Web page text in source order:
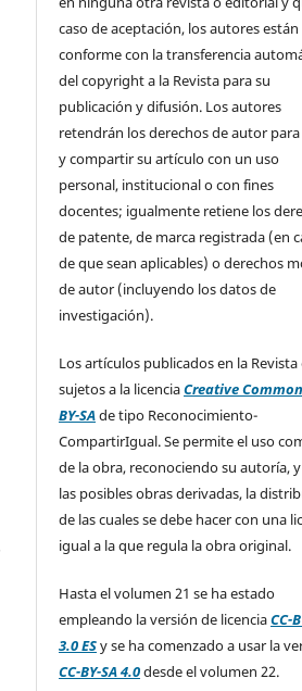
caso de aceptación, los autores están
conforme con la transferencia
del copyright a la Revista para su
publicación y difusión. Los autores
retendrán los derechos de autor
y compartir su artículo con un uso
personal, institucional o con fines
docentes; igualmente retiene los
de patente, de marca registrada (en
de que sean aplicables) o derechos
de autor (incluyendo los datos de
investigación).
Los artículos publicados en la Revista
sujetos a la licenciaCreative
BY-SAde tipo Reconocimiento-
CompartirIgual. Se permite el uso
de la obra, reconociendo su autoría,
las posibles obras derivadas, la
de las cuales se debe hacer con una
igual a la que regula la obra original.
Hasta el volumen 21 se ha estado
empleando la versión de licenciaCC-
3.0 ESy se ha comenzado a usar la
CC-BY-SA 4.0desde el volumen 22.